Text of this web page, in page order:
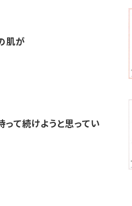
肌が
って続けようと思ってい